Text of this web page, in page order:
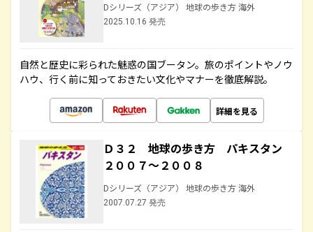
Dシリーズ（アジア） 地球の歩き方 海外
2025.10.16 発売
自然と歴史に彩られた魅惑の国ブータン。旅のポイントやノウ
ハウ、行く前に知っておきたい文化やマナーを徹底解説。
詳細を見る
Ｄ３２ 地球の歩き方 パキスタン
２００７～２００８
Dシリーズ（アジア） 地球の歩き方 海外
2007.07.27 発売